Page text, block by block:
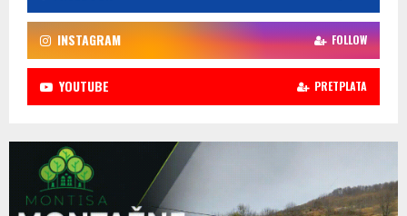
INSTAGRAM FOLLOW
YOUTUBE PRETPLATA